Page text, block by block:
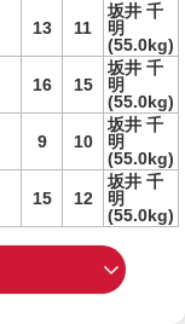
13 11
坂井 千
明
(55.0kg)
16 15
坂井 千
明
(55.0kg)
9 10
坂井 千
明
(55.0kg)
15 12
坂井 千
明
(55.0kg)